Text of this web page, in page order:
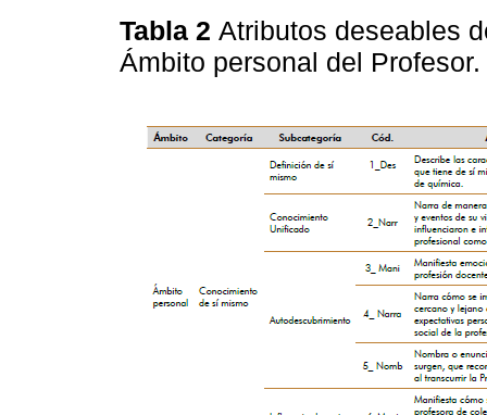
Tabla 2 Atributos deseables
Ámbito personal del Profesor.